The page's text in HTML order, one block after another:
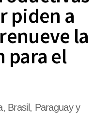
piden a
la
para el
Brasil, Paraguay y